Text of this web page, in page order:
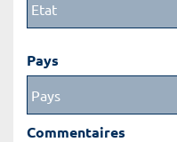
Pays
Commentaires